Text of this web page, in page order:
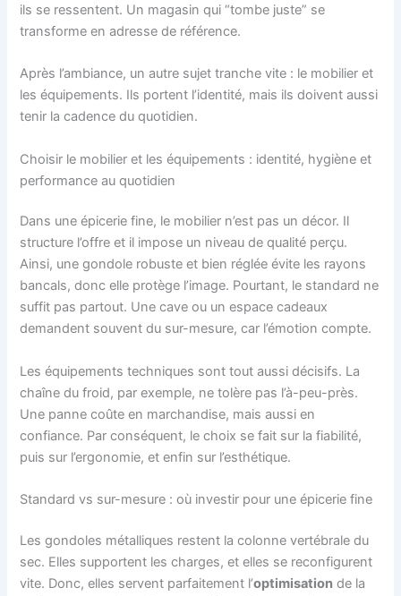
ils se ressentent. Un magasin qui “tombe juste” se
transforme en adresse de référence.
Après l’ambiance, un autre sujet tranche vite : le mobilier et
les équipements. Ils portent l’identité, mais ils doivent aussi
tenir la cadence du quotidien.
Choisir le mobilier et les équipements : identité, hygiène et
performance au quotidien
Dans une épicerie fine, le mobilier n’est pas un décor. Il
structure l’offre et il impose un niveau de qualité perçu.
Ainsi, une gondole robuste et bien réglée évite les rayons
bancals, donc elle protège l’image. Pourtant, le standard ne
suffit pas partout. Une cave ou un espace cadeaux
demandent souvent du sur-mesure, car l’émotion compte.
Les équipements techniques sont tout aussi décisifs. La
chaîne du froid, par exemple, ne tolère pas l’à-peu-près.
Une panne coûte en marchandise, mais aussi en
confiance. Par conséquent, le choix se fait sur la fiabilité,
puis sur l’ergonomie, et enfin sur l’esthétique.
Standard vs sur-mesure : où investir pour une épicerie fine
Les gondoles métalliques restent la colonne vertébrale du
sec. Elles supportent les charges, et elles se reconfigurent
vite. Donc, elles servent parfaitement l’optimisation de la